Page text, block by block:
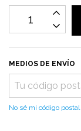
MEDIOS DE ENVÍO
No sé mi código postal